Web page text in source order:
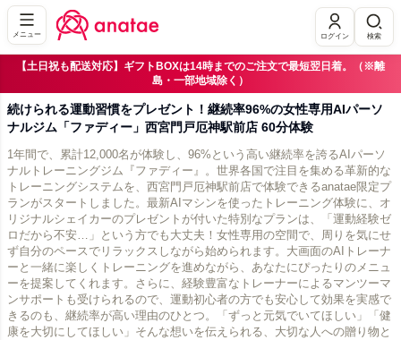
メニュー ログイン 検索
【土日祝も配送対応】ギフトBOXは14時までのご注文で最短翌日着。（※離
島・一部地域除く）
続けられる運動習慣をプレゼント！継続率96%の女性専用AIパーソ
ナルジム「ファディー」西宮門戸厄神駅前店 60分体験
1年間で、累計12,000名が体験し、96%という高い継続率を誇るAIパーソ
ナルトレーニングジム『ファディー』。世界各国で注目を集める革新的な
トレーニングシステムを、西宮門戸厄神駅前店で体験できるanatae限定プ
ランがスタートしました。最新AIマシンを使ったトレーニング体験に、オ
リジナルシェイカーのプレゼントが付いた特別なプランは、「運動経験ゼ
ロだから不安…」という方でも大丈夫！女性専用の空間で、周りを気にせ
ず自分のペースでリラックスしながら始められます。大画面のAIトレーナ
ーと一緒に楽しくトレーニングを進めながら、あなたにぴったりのメニュ
ーを提案してくれます。さらに、経験豊富なトレーナーによるマンツーマ
ンサポートも受けられるので、運動初心者の方でも安心して効果を実感で
きるのも、継続率が高い理由のひとつ。「ずっと元気でいてほしい」「健
康を大切にしてほしい」そんな想いを伝えられる、大切な人への贈り物と